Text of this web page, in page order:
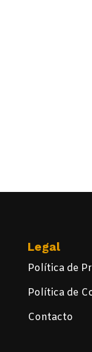
Legal
Política de
Política de
Contacto